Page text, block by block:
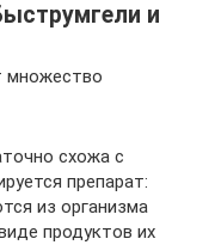
и
множество
схожа с
препарат:
из организма
продуктов их